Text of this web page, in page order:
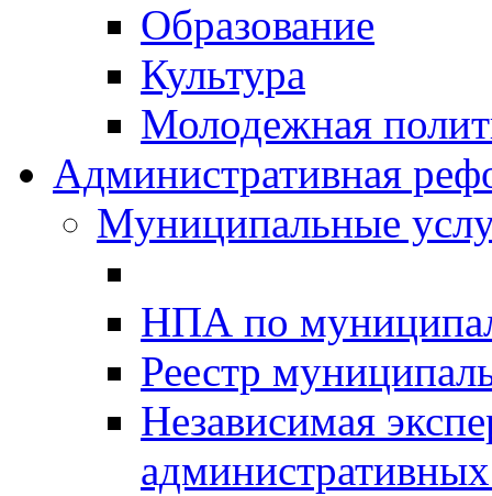
Образование
Культура
Молодежная
Административная
Муниципальные
НПА по
Реестр
Независимая